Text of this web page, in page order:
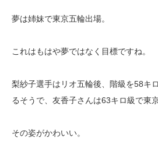
夢は姉妹で東京五輪出場。
これはもはや夢ではなく目標ですね。
梨紗子選手はリオ五輪後、階級を58キ
るそうで、友香子さんは63キロ級で東
その姿がかわいい。